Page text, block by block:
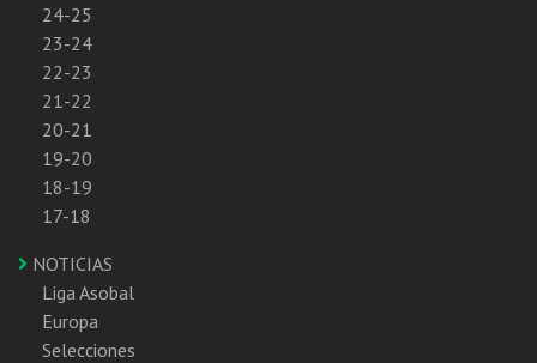
24-25
23-24
22-23
21-22
20-21
19-20
18-19
17-18
NOTICIAS
Liga Asobal
Europa
Selecciones